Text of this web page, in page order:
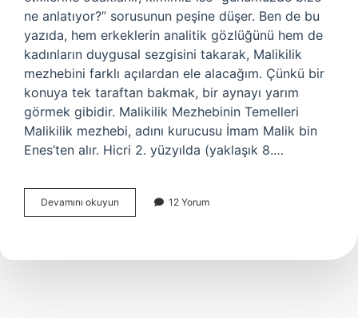
ne anlatıyor?” sorusunun peşine düşer. Ben de bu
yazıda, hem erkeklerin analitik gözlüğünü hem de
kadınların duygusal sezgisini takarak, Malikilik
mezhebini farklı açılardan ele alacağım. Çünkü bir
konuya tek taraftan bakmak, bir aynayı yarım
görmek gibidir. Malikilik Mezhebinin Temelleri
Malikilik mezhebi, adını kurucusu İmam Malik bin
Enes’ten alır. Hicri 2. yüzyılda (yaklaşık 8.…
Devamını okuyun Malikilik
nedir
öz
12 Yorum